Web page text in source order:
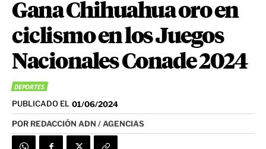
Gana Chihuahua oro en
ciclismo en los Juegos
Nacionales Conade 2024
DEPORTES
PUBLICADO EL 01/06/2024
POR REDACCIÓN ADN / AGENCIAS